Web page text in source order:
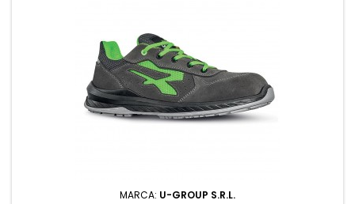
MARCA: U-GROUP S.R.L.